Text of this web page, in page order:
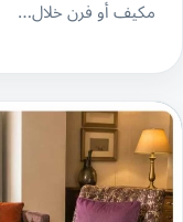
مكيف أو فرن خلال…